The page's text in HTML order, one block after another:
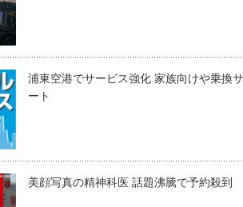
浦東空港でサービス強化 家族向けや乗換
ート
美顔写真の精神科医 話題沸騰で予約殺到